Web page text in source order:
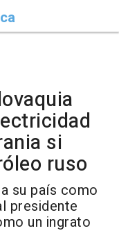
si
ruso
su país como
presidente
un ingrato